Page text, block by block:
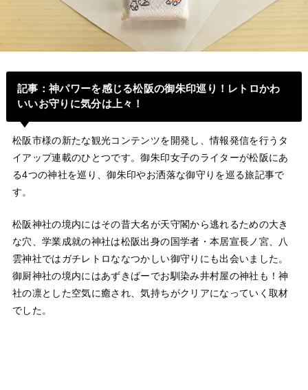
記事 ：神パワーを感じる松阪の御朱印巡り！レトロかわ
いいお守りに気分は上々！
松阪市様の新たな観光コンテンツを開発し、情報発信を行うタ
イアップ連載のひとつです。御朱印女子のライターが松阪にあ
る4つの神社を巡り、御朱印やお洒落な御守りを巡る旅記事で
す。
松阪神社の境内にはその昔大名が天守閣から逃れるための大き
な穴、学業成就の神社は松阪出身の国学者・本居宣長ノ宮、八
雲神社ではガチレトロななつかしい御守りにも出会いました。
御厨神社の境内にはあずきばーでお馴染み井村屋の神社も！神
社の凛とした空気に癒され、気持ちがクリアになっていく取材
でした。